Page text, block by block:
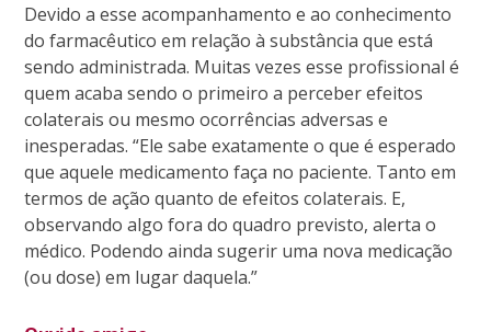
Devido a esse acompanhamento e ao conhecimento
do farmacêutico em relação à substância que está
sendo administrada. Muitas vezes esse profissional é
quem acaba sendo o primeiro a perceber efeitos
colaterais ou mesmo ocorrências adversas e
inesperadas. “Ele sabe exatamente o que é esperado
que aquele medicamento faça no paciente. Tanto em
termos de ação quanto de efeitos colaterais. E,
observando algo fora do quadro previsto, alerta o
médico. Podendo ainda sugerir uma nova medicação
(ou dose) em lugar daquela.”